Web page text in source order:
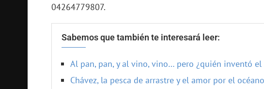
04264779807.
Sabemos que también te interesará leer:
Al pan, pan, y al vino, vino… pero ¿quién inventó el
Chávez, la pesca de arrastre y el amor por el océano